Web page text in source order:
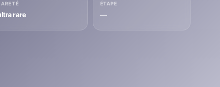
rare
ÉTAPE
—